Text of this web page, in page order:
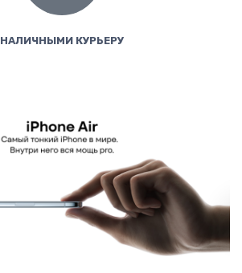
НАЛИЧНЫМИ КУРЬЕРУ